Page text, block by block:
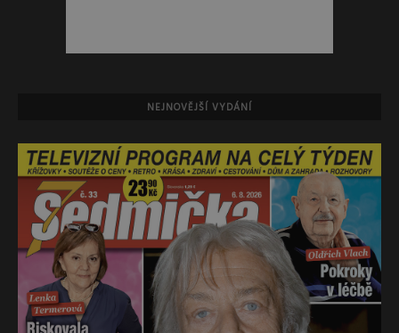
NEJNOVĚJŠÍ VYDÁNÍ